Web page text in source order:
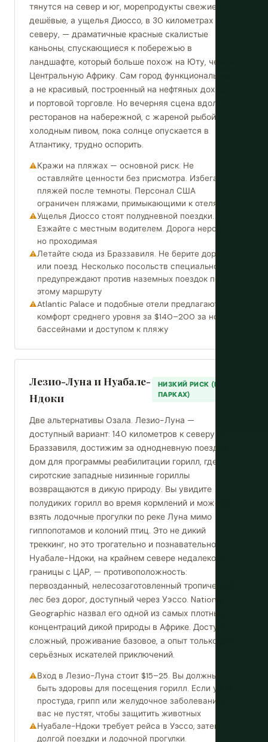
тянутся на север и юг, морепродукты свежие и
дешёвые, а ущелья Диоссо, в 30 километрах к
северу, — драматичные красные скалистые
каньоны, спускающиеся к побережью в
ландшафте, который больше похож на Юту, чем на
Центральную Африку. Сам город функциональный,
а не красивый, построенный на нефтяных доходах
и портовой торговле. Но вечерняя сцена вдоль
ресторанов на набережной, с жареной рыбой и
холодным пивом, пока солнце опускается в
Атлантику, трудно оспорить.
Кражи на пляжах — основной риск. Не
оставляйте ценности без присмотра. Избегайте
пляжей после темноты. Персонал США
ограничен пляжами, примыкающими к отелям
Ущелья Диоссо стоят полудневной поездки.
Езжайте с местным водителем. Дорога неровная,
но проходимая
Летайте сюда из Браззавиля. Не берите дорогу
или поезд. Несколько посольств специально
предупреждают против наземных поездок по
этому маршруту
Atlantic Palace и подобные отели предлагают
комфорт среднего уровня за $140–200 за ночь с
бассейнами и доступом к пляжу
Лезио-Луна и Нуабале-
Ндоки
НИЗКИЙ РИСК (В
ПАРКАХ)
Две альтернативы Озала. Лезио-Луна —
доступный вариант: 140 километров к северу от
Браззавиля, достижим за однодневную поездку,
дом для программы реабилитации горилл, где
сиротские западные низинные гориллы
возвращаются в дикую природу. Вы увидите
полудиких горилл во время кормлений и можете
взять лодочные прогулки по реке Луна мимо
гиппопотамов и колоний птиц. Это не дикий
треккинг, но это трогательно и познавательно.
Нуабале-Ндоки, на крайнем севере недалеко от
границы с ЦАР, — противоположность:
первозданный, нелесозаготовленный тропический
лес без дорог, доступный через Уэссо. National
Geographic назвал его одной из самых плотных
концентраций дикой природы в Африке. Доступ
сложный, проживание базовое, а опыт только для
серьёзных искателей приключений.
Вход в Лезио-Луна стоит $15–25. Вы должны
быть здоровы для посещения горилл. Если у вас
простуда, грипп или желудочное заболевание,
вас не пустят, чтобы защитить животных
Нуабале-Ндоки требует рейса в Уэссо, затем
долгой поездки и лодочной прогулки.